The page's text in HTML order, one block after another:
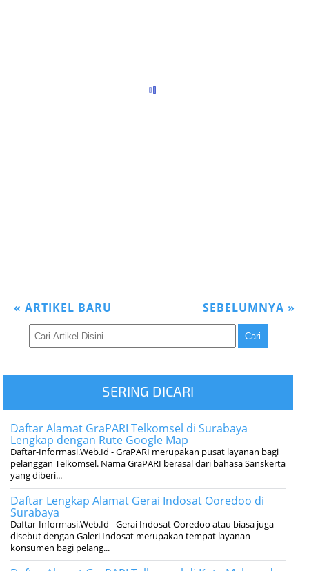
« ARTIKEL BARU SEBELUMNYA »
SERING DICARI
Daftar Alamat GraPARI Telkomsel di Surabaya
Lengkap dengan Rute Google Map
Daftar-Informasi.Web.Id - GraPARI merupakan pusat layanan bagi
pelanggan Telkomsel. Nama GraPARI berasal dari bahasa Sanskerta
yang diberi...
Daftar Lengkap Alamat Gerai Indosat Ooredoo di
Surabaya
Daftar-Informasi.Web.Id - Gerai Indosat Ooredoo atau biasa juga
disebut dengan Galeri Indosat merupakan tempat layanan
konsumen bagi pelang...